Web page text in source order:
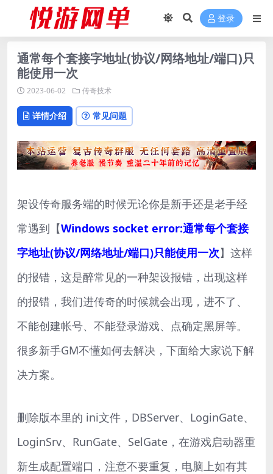
登录
通常每个套接字地址(协议/网络地址/端口)只
能使用一次
2023-06-02 传奇技术
详情介绍 常见问题
架设传奇服务端的时候无论你是新手还是老手经
常遇到【Windows socket error:通常每个套接
字地址(协议/网络地址/端口)只能使用一次】这样
的报错，这是醉常见的一种架设报错，出现这样
的报错，我们进传奇的时候就会出现，进不了、
不能创建帐号、不能登录游戏、点确定黑屏等。
很多新手GM不懂如何去解决，下面给大家说下解
决方案。
删除版本里的 ini文件，DBServer、LoginGate、
LoginSrv、RunGate、SelGate，在游戏启动器重
新生成配置端口，注意不要重复，电脑上如有其